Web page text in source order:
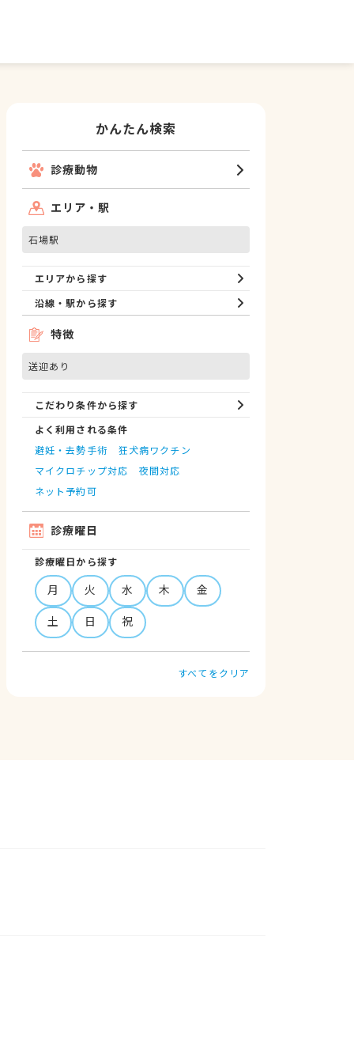
かんたん検索
診療動物
エリア・駅
石場駅
エリアから探す
沿線・駅から探す
特徴
送迎あり
こだわり条件から探す
よく利用される条件
避妊・去勢手術
狂犬病ワクチン
マイクロチップ対応
夜間対応
ネット予約可
診療曜日
診療曜日から探す
月 火 水 木
金
土
日 祝
すべてをクリア